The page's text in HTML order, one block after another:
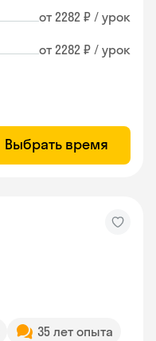
от 2282 ₽ / урок
от 2282 ₽ / урок
Выбрать время
35 лет опыта